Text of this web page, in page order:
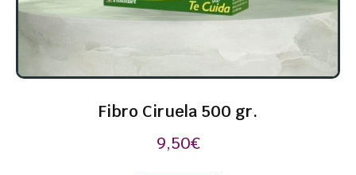
Fibro Ciruela 500 gr.
9,50€